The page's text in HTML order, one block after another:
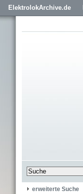
ElektrolokArchive.de
erweiterte Suche